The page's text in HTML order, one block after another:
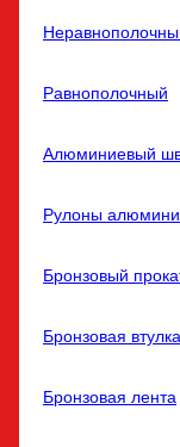
Равнополочный
Алюминиевый
Рулоны
Бронзовый
Бронзовая втулка
Бронзовая лента